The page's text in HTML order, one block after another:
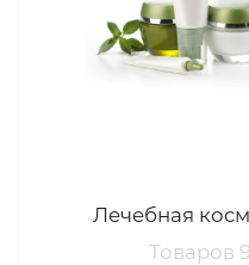
Лечебная
Товаров 9